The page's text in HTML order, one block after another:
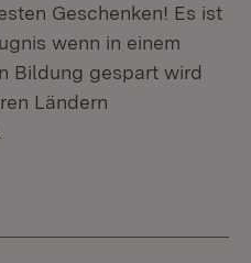
Geschenken! Es ist
wenn in einem
Bildung gespart wird
Ländern